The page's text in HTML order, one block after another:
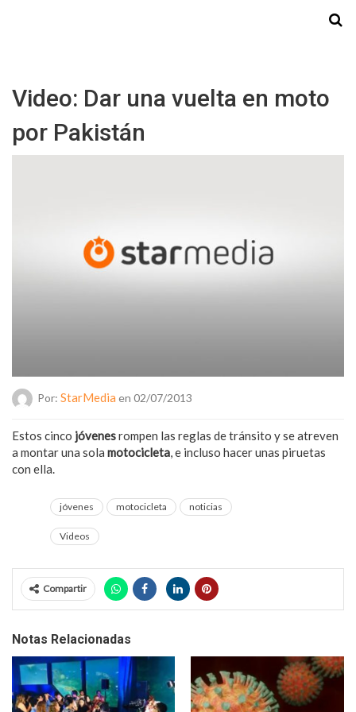
Video: Dar una vuelta en moto
por Pakistán
Por: StarMedia en 02/07/2013
Estos cinco jóvenesrompen las reglas de tránsito y se atreven
a montar una sola motocicleta, e incluso hacer unas piruetas
con ella.
jóvenes motocicleta noticias
Videos
Compartir
Notas Relacionadas